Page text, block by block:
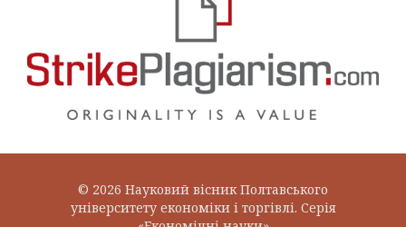
© 2026 Науковий вісник Полтавського
університету економіки і торгівлі. Серія